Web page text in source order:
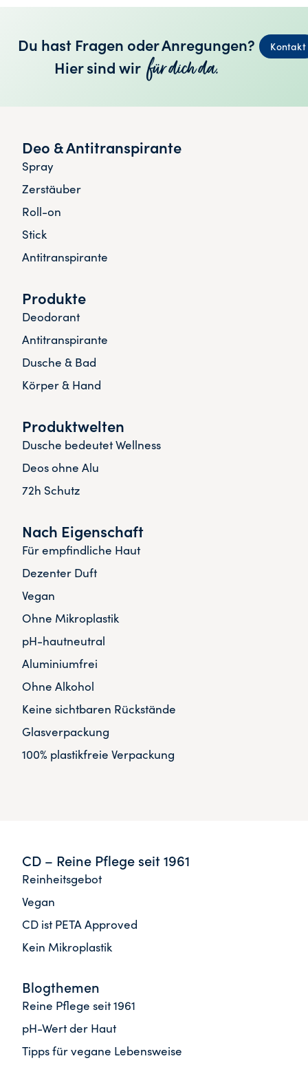
Du hast Fragen oder Anregungen?
Hier sind wir für dich da.
Kontakt
Deo & Antitranspirante
Spray
Zerstäuber
Roll-on
Stick
Antitranspirante
Produkte
Deodorant
Antitranspirante
Dusche & Bad
Körper & Hand
Produktwelten
Dusche bedeutet Wellness
Deos ohne Alu
72h Schutz
Nach Eigenschaft
Für empfindliche Haut
Dezenter Duft
Vegan
Ohne Mikroplastik
pH-hautneutral
Aluminiumfrei
Ohne Alkohol
Keine sichtbaren Rückstände
Glasverpackung
100% plastikfreie Verpackung
CD – Reine Pflege seit 1961
Reinheitsgebot
Vegan
CD ist PETA Approved
Kein Mikroplastik
Blogthemen
Reine Pflege seit 1961
pH-Wert der Haut
Tipps für vegane Lebensweise